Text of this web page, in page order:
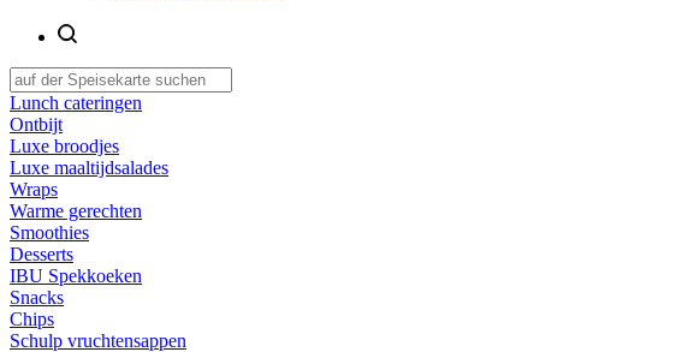
Lunch cateringen
Ontbijt
Luxe broodjes
Luxe maaltijdsalades
Wraps
Warme gerechten
Smoothies
Desserts
IBU Spekkoeken
Snacks
Chips
Schulp vruchtensappen